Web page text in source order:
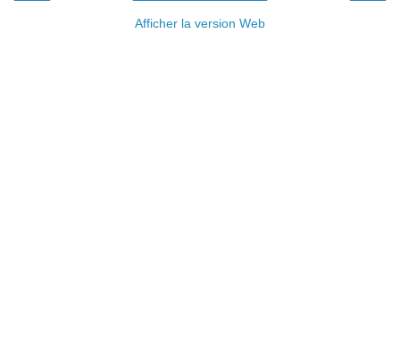
Afficher la version Web